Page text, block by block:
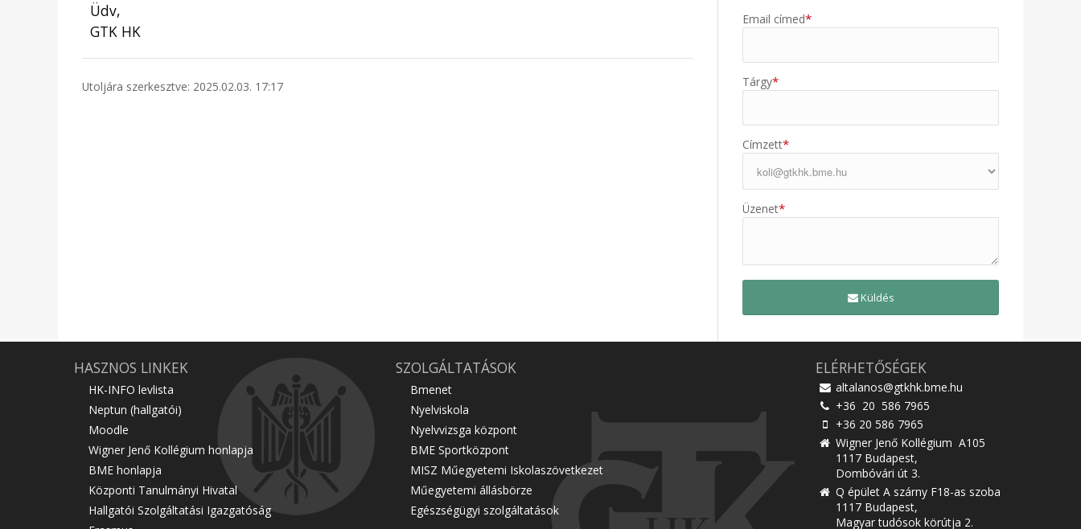
Üdv,
GTK HK
Utoljára szerkesztve: 2025.02.03. 17:17
Email címed*
Tárgy*
Címzett*
Üzenet*
Küldés
HASZNOS LINKEK
HK-INFO levlista
Neptun (hallgatói)
Moodle
Wigner Jenő Kollégium honlapja
BME honlapja
Központi Tanulmányi Hivatal
Hallgatói Szolgáltatási Igazgatóság
SZOLGÁLTATÁSOK
Bmenet
Nyelviskola
Nyelvvizsga központ
BME Sportközpont
MISZ Műegyetemi Iskolaszövetkezet
Műegyetemi állásbörze
Egészségügyi szolgáltatások
ELÉRHETŐSÉGEK
altalanos@gtkhk.bme.hu
+36 20 586 7965
+36 20 586 7965
Wigner Jenő Kollégium A105
1117 Budapest,
Dombóvári út 3.
Q épület A szárny F18-as szoba
1117 Budapest,
Magyar tudósok körútja 2.